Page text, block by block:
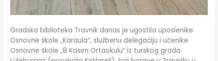
Gradska biblioteka Travnik danas je ugostila uposlenike
Osnovne škole „Karaula“, službenu delegaciju i učenike
Osnovne škole „8 Kasım Ortaokulu“ iz turskog grada